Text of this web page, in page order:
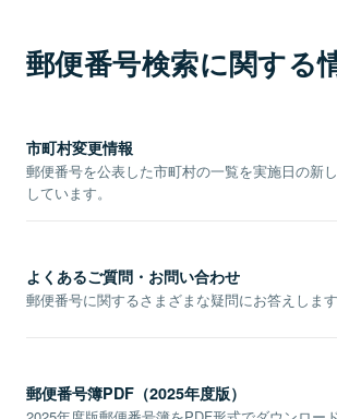
郵便番号検索に関する
市町村変更情報
郵便番号を公表した市町村の一覧を実施日の新
しています。
よくあるご質問・お問い合わせ
郵便番号に関するさまざまな疑問にお答えします
郵便番号簿PDF（2025年度版）